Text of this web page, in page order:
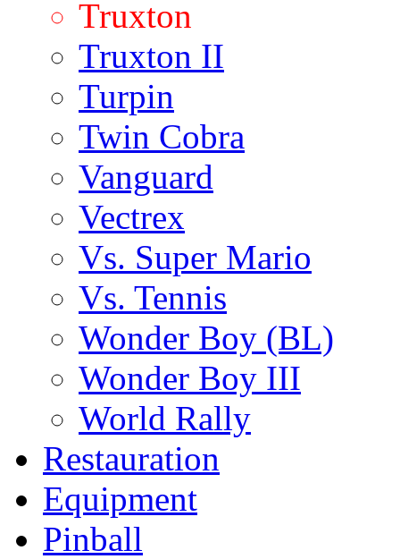
Truxton
Truxton II
Turpin
Twin Cobra
Vanguard
Vectrex
Vs. Super Mario
Vs. Tennis
Wonder Boy (BL)
Wonder Boy III
World Rally
Restauration
Equipment
Pinball